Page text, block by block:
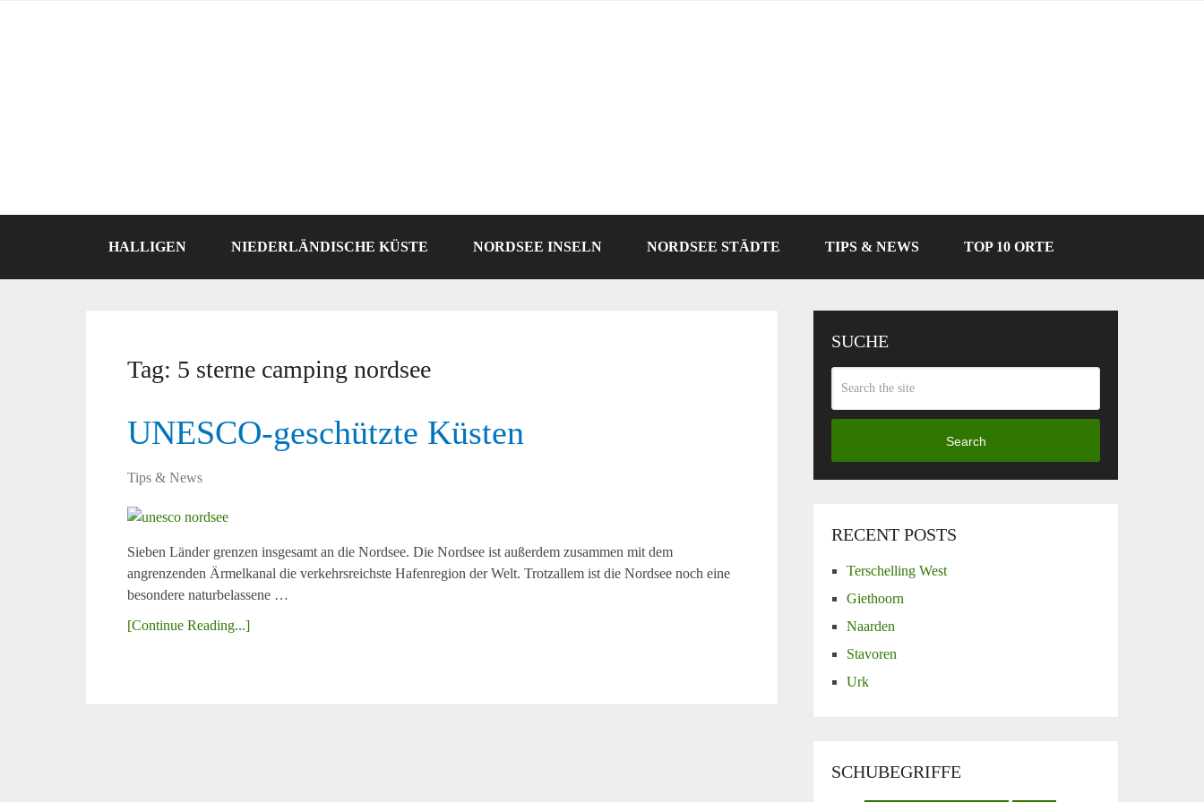
HALLIGEN NIEDERLÄNDISCHE KÜSTE NORDSEE INSELN NORDSEE STÄDTE TIPS & NEWS TOP 10 ORTE
Tag: 5 sterne camping nordsee
UNESCO-geschützte Küsten
Tips & News
Sieben Länder grenzen insgesamt an die Nordsee. Die Nordsee ist außerdem zusammen mit dem
angrenzenden Ärmelkanal die verkehrsreichste Hafenregion der Welt. Trotzallem ist die Nordsee noch eine
besondere naturbelassene …
[Continue Reading...]
SUCHE
Search
RECENT POSTS
Terschelling West
Giethoorn
Naarden
Stavoren
Urk
SCHUBEGRIFFE